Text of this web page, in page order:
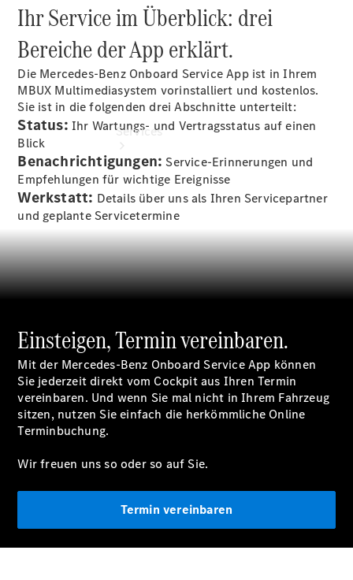
Services
Übersicht
Finanzdienste
Reifen &
Komplettradschutz
Transporter-
Service
Ihr Service im Überblick: drei
Bereiche der App erklärt.
Die Mercedes-Benz Onboard Service App ist in Ihrem
MBUX Multimediasystem vorinstalliert und kostenlos.
Sie ist in die folgenden drei Abschnitte unterteilt:
Status:Ihr Wartungs- und Vertragsstatus auf einen
Blick
Benachrichtigungen: Service-Erinnerungen und
Empfehlungen für wichtige Ereignisse
Werkstatt: Details über uns als Ihren Servicepartner
und geplante Servicetermine
Einsteigen, Termin vereinbaren.
Mit der Mercedes-Benz Onboard Service App können
Sie jederzeit direkt vom Cockpit aus Ihren Termin
vereinbaren. Und wenn Sie mal nicht in Ihrem Fahrzeug
sitzen, nutzen Sie einfach die herkömmliche Online
Terminbuchung.
Wir freuen uns so oder so auf Sie.
Termin vereinbaren